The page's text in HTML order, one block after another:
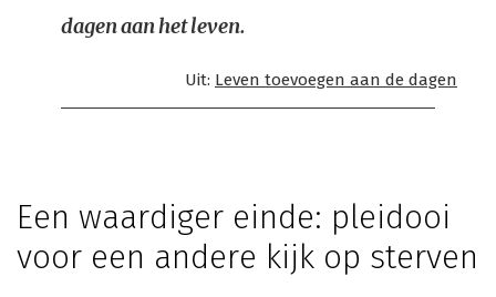
dagen aan het leven.
Uit: Leven toevoegen aan de dagen
Een waardiger einde: pleidooi
voor een andere kijk op sterven